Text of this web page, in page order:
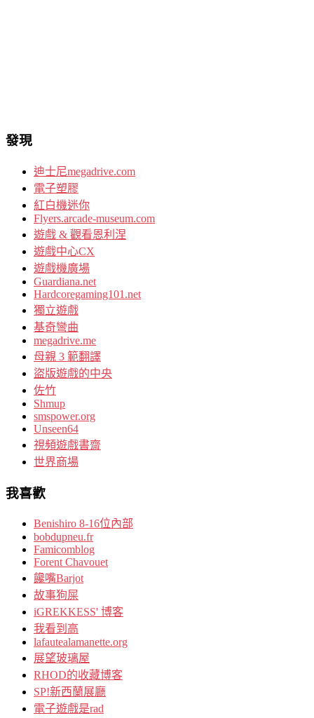
發現
迪士尼megadrive.com
電子塑膠
紅白機迷你
Flyers.arcade-museum.com
遊戲 & 觀看恩利涅
遊戲中心CX
遊戲機廣場
Guardiana.net
Hardcoregaming101.net
獨立遊戲
基奇彎曲
megadrive.me
母親 3 範翻譯
盜版遊戲的中央
佐竹
Shmup
smspower.org
Unseen64
視頻遊戲書齋
世界商場
我喜歡
Benishiro 8-16位內部
bobdupneu.fr
Famicomblog
Forent Chavouet
饞嘴Barjot
故事狗屎
iGREKKESS' 博客
我看到高
lafautealamanette.org
展望玻璃屋
RHOD的收藏博客
SP!新西蘭展廳
電子遊戲是rad